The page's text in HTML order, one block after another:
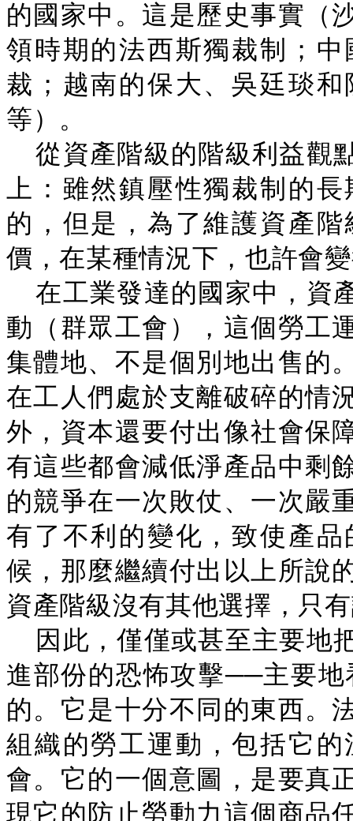
的國家中。這是歷史事實（
領時期的法西斯獨裁制；
裁；越南的保大、吳廷琰
等）。
從資產階級的階級利益觀
上：雖然鎮壓性獨裁制的
的，但是，為了維護資產
價，在某種情況下，也許會
在工業發達的國家中，資
動（群眾工會），這個勞工
集體地、不是個別地出售的
在工人們處於支離破碎的情
外，資本還要付出像社會保
有這些都會減低淨產品中剩
的競爭在一次敗仗、一次嚴
有了不利的變化，致使產
候，那麼繼續付出以上所說
資產階級沒有其他選擇，只
因此，僅僅或甚至主要地
進部份的恐怖攻擊──主要
的。它是十分不同的東西。
組織的勞工運動，包括它
會。它的一個意圖，是要真
現它的防止勞動力這個商品